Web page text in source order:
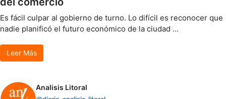
Es fácil culpar al gobierno de turno. Lo difícil es reconocer que
nadie planificó el futuro económico de la ciudad …
Leer Más
Analisis Litoral